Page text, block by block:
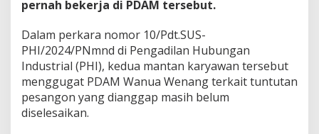
n
g
M
a
n
a
d
pernah bekerja di PDAM tersebut.
Dalam perkara nomor 10/Pdt.SUS-
PHI/2024/PNmnd di Pengadilan Hubungan
Industrial (PHI), kedua mantan karyawan tersebut
menggugat PDAM Wanua Wenang terkait tuntutan
pesangon yang dianggap masih belum
diselesaikan.